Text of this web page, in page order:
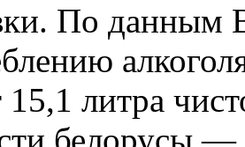
По данным
литра
белорусы